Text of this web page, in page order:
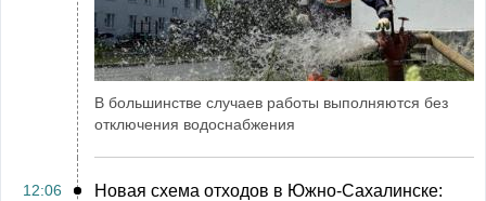
В большинстве случаев работы выполняются без
отключения водоснабжения
12:06
Новая схема отходов в Южно-Сахалинске: